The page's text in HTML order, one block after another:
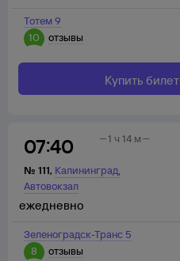
Тотем 9
10
отзывы
Купить билет
07:40
№ 111, Калининград,
Автовокзал
1 ч 14 м
Зеленоградск-Транс 5
8
отзывы
ежедневно